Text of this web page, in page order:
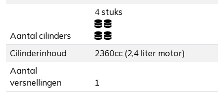
Aantal cilinders
4 stuks
Cilinderinhoud
2360cc (2,4 liter motor)
Aantal
versnellingen
1